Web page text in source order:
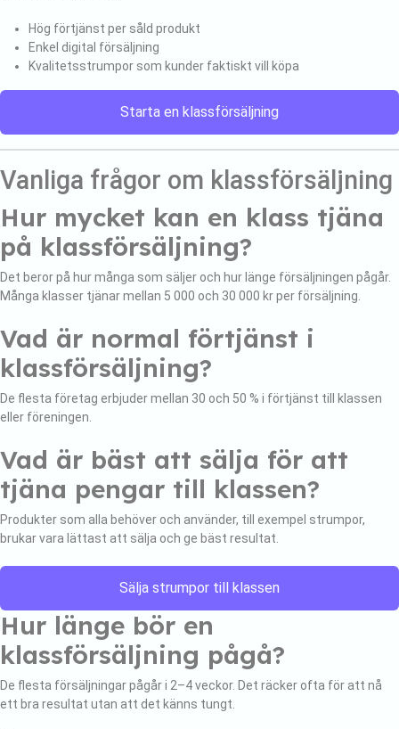
Hög förtjänst per såld produkt
Enkel digital försäljning
Kvalitetsstrumpor som kunder faktiskt vill köpa
Starta en klassförsäljning
Vanliga frågor om klassförsäljning
Hur mycket kan en klass tjäna
på klassförsäljning?
Det beror på hur många som säljer och hur länge försäljningen pågår.
Många klasser tjänar mellan 5 000 och 30 000 kr per försäljning.
Vad är normal förtjänst i
klassförsäljning?
De flesta företag erbjuder mellan 30 och 50 % i förtjänst till klassen
eller föreningen.
Vad är bäst att sälja för att
tjäna pengar till klassen?
Produkter som alla behöver och använder, till exempel strumpor,
brukar vara lättast att sälja och ge bäst resultat.
Sälja strumpor till klassen
Hur länge bör en
klassförsäljning pågå?
De flesta försäljningar pågår i 2–4 veckor. Det räcker ofta för att nå
ett bra resultat utan att det känns tungt.